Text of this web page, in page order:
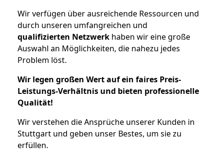
Wir verfügen über ausreichende Ressourcen und
durch unseren umfangreichen und
qualifizierten Netzwerk haben wir eine große
Auswahl an Möglichkeiten, die nahezu jedes
Problem löst.
Wir legen großen Wert auf ein faires Preis-
Leistungs-Verhältnis und bieten professionelle
Qualität!
Wir verstehen die Ansprüche unserer Kunden in
Stuttgart und geben unser Bestes, um sie zu
erfüllen.